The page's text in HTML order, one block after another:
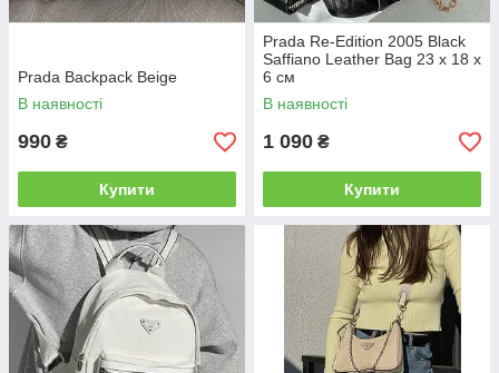
Prada Backpack Beige
В наявності
990 ₴
Купити
Prada Re-Edition 2005 Black
Saffiano Leather Bag 23 х 18 х
6 см
В наявності
1 090 ₴
Купити